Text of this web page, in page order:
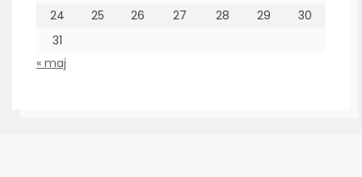
24
25 26 27 28 29
30
31
« maj